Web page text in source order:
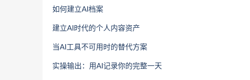
如何建立AI档案
建立AI时代的个人内容资产
当AI工具不可用时的替代方案
实操输出：用AI记录你的完整一天